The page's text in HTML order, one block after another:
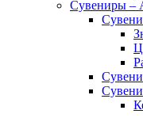
Сувениры –